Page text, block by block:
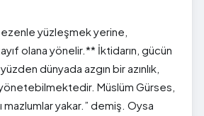
yüzleşmek yerine,
olana yönelir.** İktidarın, gücün
dünyada azgın bir azınlık,
Müslüm Gürses,
mazlumlar yakar.” demiş. Oysa